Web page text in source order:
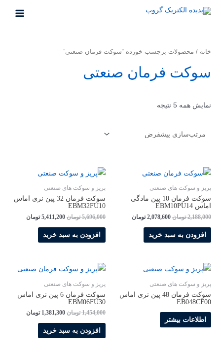
خانه / محصولات برچسب خورده “سوکت فرمان صنعتی”
سوکت فرمان صنعتی
نمایش همه 5 نتیجه
پریز و سوکت های صنعتی
سوکت فرمان 10 پین مادگی
اماس EBM10PU14
2,188,000 تومان 2,078,600 تومان
افزودن به سبد خرید
پریز و سوکت های صنعتی
سوکت فرمان 32 پین نری اماس
EBM32FU10
5,696,000 تومان 5,411,200 تومان
افزودن به سبد خرید
پریز و سوکت های صنعتی
سوکت فرمان 48 پین نری اماس
EB048CF00
اطلاعات بیشتر
پریز و سوکت های صنعتی
سوکت فرمان 6 پین نری اماس
EBM06FU30
1,454,000 تومان 1,381,300 تومان
افزودن به سبد خرید